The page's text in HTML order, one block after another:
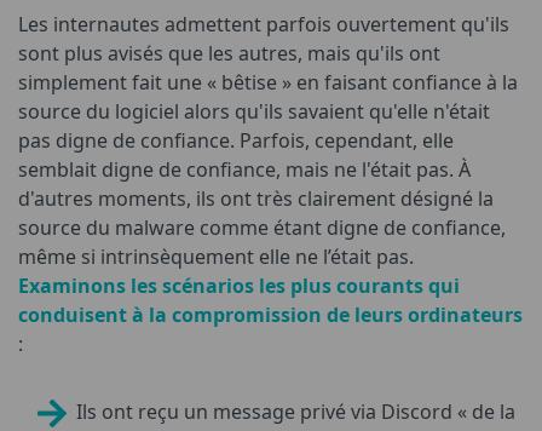
Les internautes admettent parfois ouvertement qu'ils
sont plus avisés que les autres, mais qu'ils ont
simplement fait une « bêtise » en faisant confiance à la
source du logiciel alors qu'ils savaient qu'elle n'était
pas digne de confiance. Parfois, cependant, elle
semblait digne de confiance, mais ne l'était pas. À
d'autres moments, ils ont très clairement désigné la
source du malware comme étant digne de confiance,
même si intrinsèquement elle ne l’était pas.
Examinons les scénarios les plus courants qui
conduisent à la compromission de leurs ordinateurs
:
Ils ont reçu un message privé via Discord « de la